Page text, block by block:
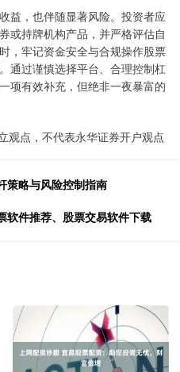
益，也伴随显著风险。投资者应
或持牌机构产品，并严格评估自
，牢记资金安全与合规操作股票
通过谨慎选择平台、合理控制杠
项有效补充，但绝非一夜暴富的
观点，不代表永华证券开户观点
策略与风险控制指南
软件推荐、股票交易软件下载